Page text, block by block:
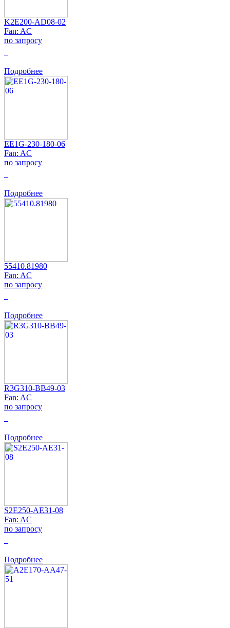
K2E200-AD08-02
Fan: AC
по запросу
Подробнее
EE1G-230-180-06
Fan: AC
по запросу
Подробнее
55410.81980
Fan: AC
по запросу
Подробнее
R3G310-BB49-03
Fan: AC
по запросу
Подробнее
S2E250-AE31-08
Fan: AC
по запросу
Подробнее